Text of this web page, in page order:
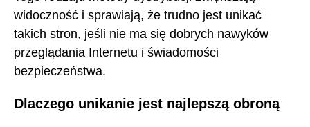
widoczność i sprawiają, że trudno jest unikać
takich stron, jeśli nie ma się dobrych nawyków
przeglądania Internetu i świadomości
bezpieczeństwa.
Dlaczego unikanie jest najlepszą obroną